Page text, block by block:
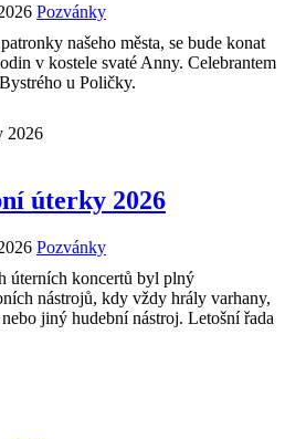
Pozvánky
našeho města, se bude konat
v kostele svaté Anny. Celebrantem
u Poličky.
úterky 2026
Pozvánky
úterních koncertů byl plný
nástrojů, kdy vždy hrály varhany,
jiný hudební nástroj. Letošní řada